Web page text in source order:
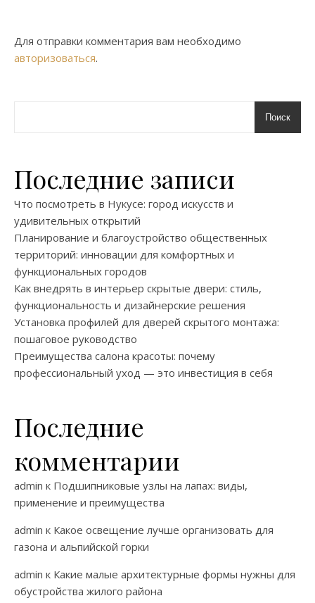
Для отправки комментария вам необходимо
авторизоваться.
Поиск
Последние записи
Что посмотреть в Нукусе: город искусств и
удивительных открытий
Планирование и благоустройство общественных
территорий: инновации для комфортных и
функциональных городов
Как внедрять в интерьер скрытые двери: стиль,
функциональность и дизайнерские решения
Установка профилей для дверей скрытого монтажа:
пошаговое руководство
Преимущества салона красоты: почему
профессиональный уход — это инвестиция в себя
Последние
комментарии
admin к Подшипниковые узлы на лапах: виды,
применение и преимущества
admin к Какое освещение лучше организовать для
газона и альпийской горки
admin к Какие малые архитектурные формы нужны для
обустройства жилого района